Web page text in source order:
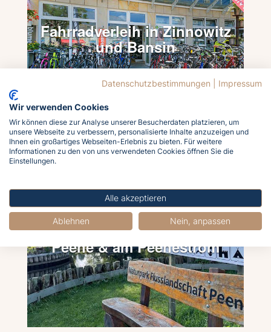
Datenschutzbestimmungen Impressum
Wir verwenden Cookies
Wir können diese zur Analyse unserer Besucherdaten platzieren, um
unsere Webseite zu verbessern, personalisierte Inhalte anzuzeigen und
Ihnen ein großartiges Webseiten-Erlebnis zu bieten. Für weitere
Informationen zu den von uns verwendeten Cookies öffnen Sie die
Einstellungen.
Alle akzeptieren
Ablehnen Nein, anpassen